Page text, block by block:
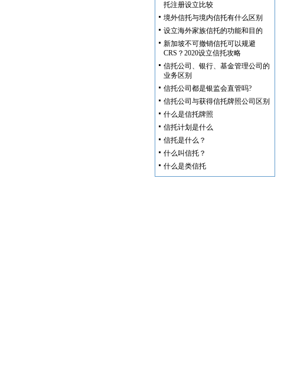
托注册设立比较
境外信托与境内信托有什么区别
设立海外家族信托的功能和目的
新加坡不可撤销信托可以规避
CRS？2020设立信托攻略
信托公司、银行、基金管理公司的
业务区别
信托公司都是银监会直管吗?
信托公司与获得信托牌照公司区别
什么是信托牌照
信托计划是什么
信托是什么？
什么叫信托？
什么是类信托